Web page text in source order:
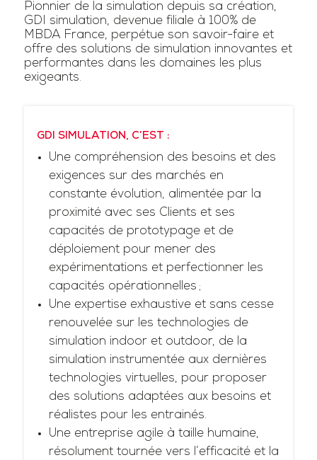
Pionnier de la simulation depuis sa création,
GDI simulation, devenue filiale à 100% de
MBDA France, perpétue son savoir-faire et
offre des solutions de simulation innovantes et
performantes dans les domaines les plus
exigeants.
GDI SIMULATION, C’EST :
Une compréhension des besoins et des
exigences sur des marchés en
constante évolution, alimentée par la
proximité avec ses Clients et ses
capacités de prototypage et de
déploiement pour mener des
expérimentations et perfectionner les
capacités opérationnelles ;
Une expertise exhaustive et sans cesse
renouvelée sur les technologies de
simulation indoor et outdoor, de la
simulation instrumentée aux dernières
technologies virtuelles, pour proposer
des solutions adaptées aux besoins et
réalistes pour les entrainés.
Une entreprise agile à taille humaine,
résolument tournée vers l’efficacité et la